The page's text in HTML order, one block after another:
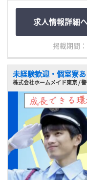
求人情報詳細
掲載期間
未経験歓迎・個室寮
株式会社ホームメイド東京 /